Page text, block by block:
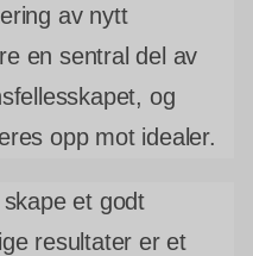
av nytt
en sentral del av
og
opp mot idealer.
et godt
resultater er et